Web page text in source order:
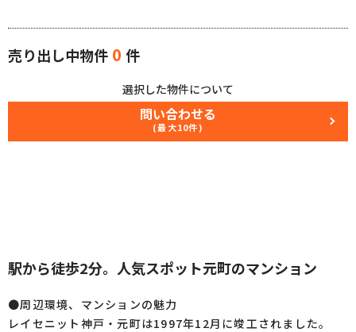
売り出し中物件 0 件
選択した物件について
問い合わせる
(最大10件)
駅から徒歩2分。人気スポット元町のマンション
●周辺環境、マンションの魅力
レイセニット神戸・元町は1997年12月に竣工されました。